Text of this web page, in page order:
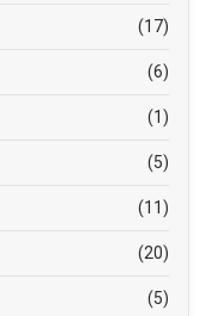
(17)
(6)
(1)
(5)
(11)
(20)
(5)